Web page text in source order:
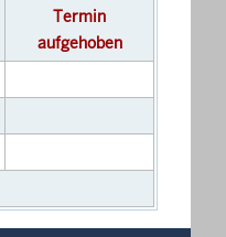
Termin
aufgehoben